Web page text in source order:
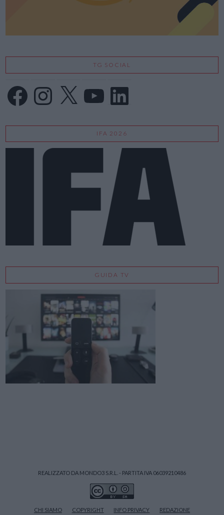
TG SOCIAL
FacebookInstagram
X LinkedIn
IFA 2026
GUIDA TV
REALIZZATO DA MONDO3 S.R.L. - PARTITA IVA 06039210486
CHI SIAMO COPYRIGHT INFO PRIVACY REDAZIONE